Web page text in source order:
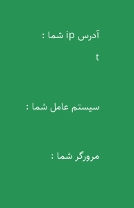
آدرس ip شما :
t
سیستم عامل شما :
مرورگر شما :